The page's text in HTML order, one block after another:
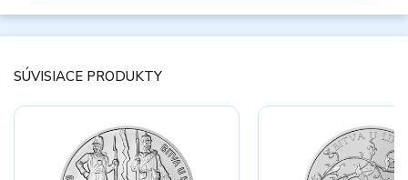
SÚVISIACE PRODUKTY